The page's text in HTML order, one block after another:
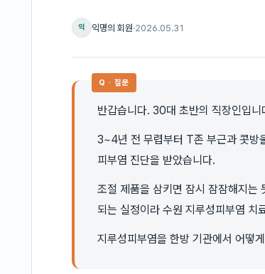
익 익명의 회원·2026.05.31
Q · 질문
반갑습니다. 30대 초반의 직장인입니
3~4년 전 무렵부터 T존 부근과 콧방
피부염 진단을 받았습니다.
조절 제품을 삼키면 잠시 잠잠해지는
되는 실정이라 수원 지루성피부염 치
지루성피부염을 한방 기관에서 어떻